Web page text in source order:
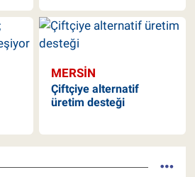
MERSIN
Çiftçiye alternatif
üretim desteği